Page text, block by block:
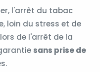
l'arrêt du tabac
loin du stress et de
de l'arrêt de la
sans prise de